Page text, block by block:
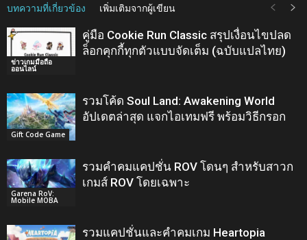
บทความที่เกี่ยวข้อง เพิ่มเติมจากผู้เขียน
ข่าวเกมมือถือ
ออนไลน์
คู่มือ Cookie Run Classic สรุปเงื่อนไขปลด
ล็อกคุกกี้ทุกตัวแบบจัดเต็ม (ฉบับแปลไทย)
Gift Code Game
รวมโค้ด Soul Land: Awakening World
อัปเดตล่าสุด แจกไอเทมฟรี พร้อมวิธีกรอก
Garena RoV:
Mobile MOBA
รวมคำคมแคปชั่น ROV โดนๆ สำหรับสาวก
เกมส์ ROV โดยเฉพาะ
รวมแคปชั่นและคำคมเกม Heartopia